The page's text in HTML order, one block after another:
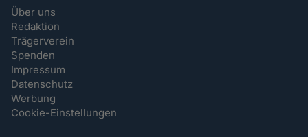
Über uns
Redaktion
Trägerverein
Spenden
Impressum
Datenschutz
Werbung
Cookie-Einstellungen